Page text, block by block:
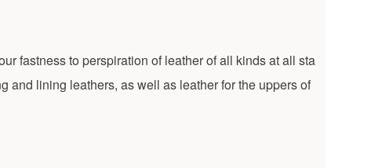
fastness to perspiration of leather of all kinds at all sta
and lining leathers, as well as leather for the uppers of